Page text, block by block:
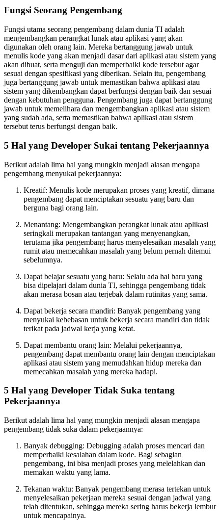
Fungsi Seorang Pengembang
Fungsi utama seorang pengembang dalam dunia TI adalah
mengembangkan perangkat lunak atau aplikasi yang akan
digunakan oleh orang lain. Mereka bertanggung jawab untuk
menulis kode yang akan menjadi dasar dari aplikasi atau sistem yang
akan dibuat, serta menguji dan memperbaiki kode tersebut agar
sesuai dengan spesifikasi yang diberikan. Selain itu, pengembang
juga bertanggung jawab untuk memastikan bahwa aplikasi atau
sistem yang dikembangkan dapat berfungsi dengan baik dan sesuai
dengan kebutuhan pengguna. Pengembang juga dapat bertanggung
jawab untuk memelihara dan mengembangkan aplikasi atau sistem
yang sudah ada, serta memastikan bahwa aplikasi atau sistem
tersebut terus berfungsi dengan baik.
5 Hal yang Developer Sukai tentang Pekerjaannya
Berikut adalah lima hal yang mungkin menjadi alasan mengapa
pengembang menyukai pekerjaannya:
Kreatif: Menulis kode merupakan proses yang kreatif, dimana
pengembang dapat menciptakan sesuatu yang baru dan
berguna bagi orang lain.
Menantang: Mengembangkan perangkat lunak atau aplikasi
seringkali merupakan tantangan yang menyenangkan,
terutama jika pengembang harus menyelesaikan masalah yang
rumit atau memecahkan masalah yang belum pernah ditemui
sebelumnya.
Dapat belajar sesuatu yang baru: Selalu ada hal baru yang
bisa dipelajari dalam dunia TI, sehingga pengembang tidak
akan merasa bosan atau terjebak dalam rutinitas yang sama.
Dapat bekerja secara mandiri: Banyak pengembang yang
menyukai kebebasan untuk bekerja secara mandiri dan tidak
terikat pada jadwal kerja yang ketat.
Dapat membantu orang lain: Melalui pekerjaannya,
pengembang dapat membantu orang lain dengan menciptakan
aplikasi atau sistem yang memudahkan hidup mereka dan
memecahkan masalah yang mereka hadapi.
5 Hal yang Developer Tidak Suka tentang
Pekerjaannya
Berikut adalah lima hal yang mungkin menjadi alasan mengapa
pengembang tidak suka dalam pekerjaannya:
Banyak debugging: Debugging adalah proses mencari dan
memperbaiki kesalahan dalam kode. Bagi sebagian
pengembang, ini bisa menjadi proses yang melelahkan dan
memakan waktu yang lama.
Tekanan waktu: Banyak pengembang merasa tertekan untuk
menyelesaikan pekerjaan mereka sesuai dengan jadwal yang
telah ditentukan, sehingga mereka sering harus bekerja lembur
untuk mencapainya.